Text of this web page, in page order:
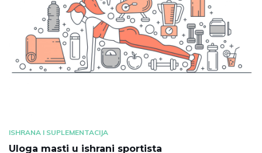
ISHRANA I SUPLEMENTACIJA
Uloga masti u ishrani sportista